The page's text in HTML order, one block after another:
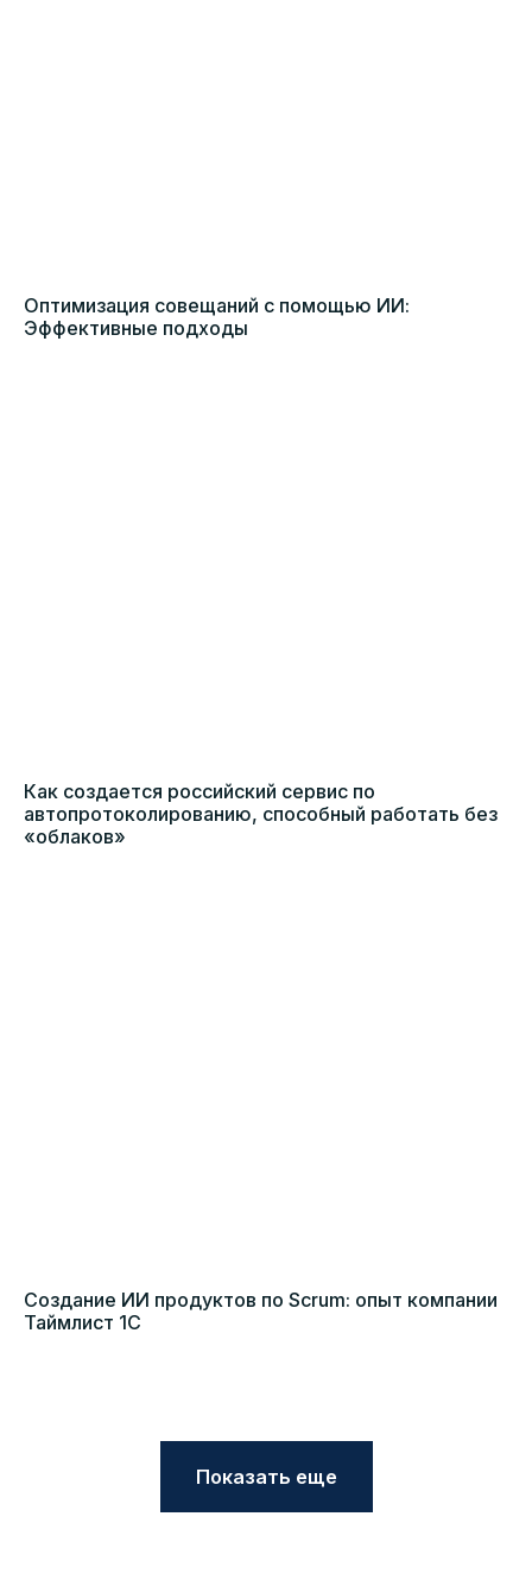
Оптимизация совещаний с помощью ИИ:
Эффективные подходы
Как создается российский сервис по
автопротоколированию, способный работать без
«облаков»
Создание ИИ продуктов по Scrum: опыт компании
Таймлист 1С
Показать еще